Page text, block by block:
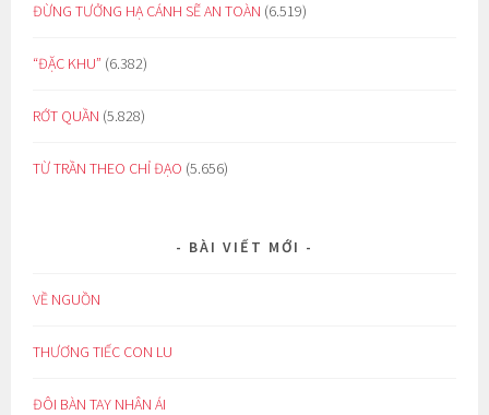
ĐỪNG TƯỞNG HẠ CÁNH SẼ AN TOÀN (6.519)
“ĐẶC KHU” (6.382)
RỚT QUẦN (5.828)
TỪ TRẦN THEO CHỈ ĐẠO (5.656)
BÀI VIẾT MỚI
VỀ NGUỒN
THƯƠNG TIẾC CON LU
ĐÔI BÀN TAY NHÂN ÁI